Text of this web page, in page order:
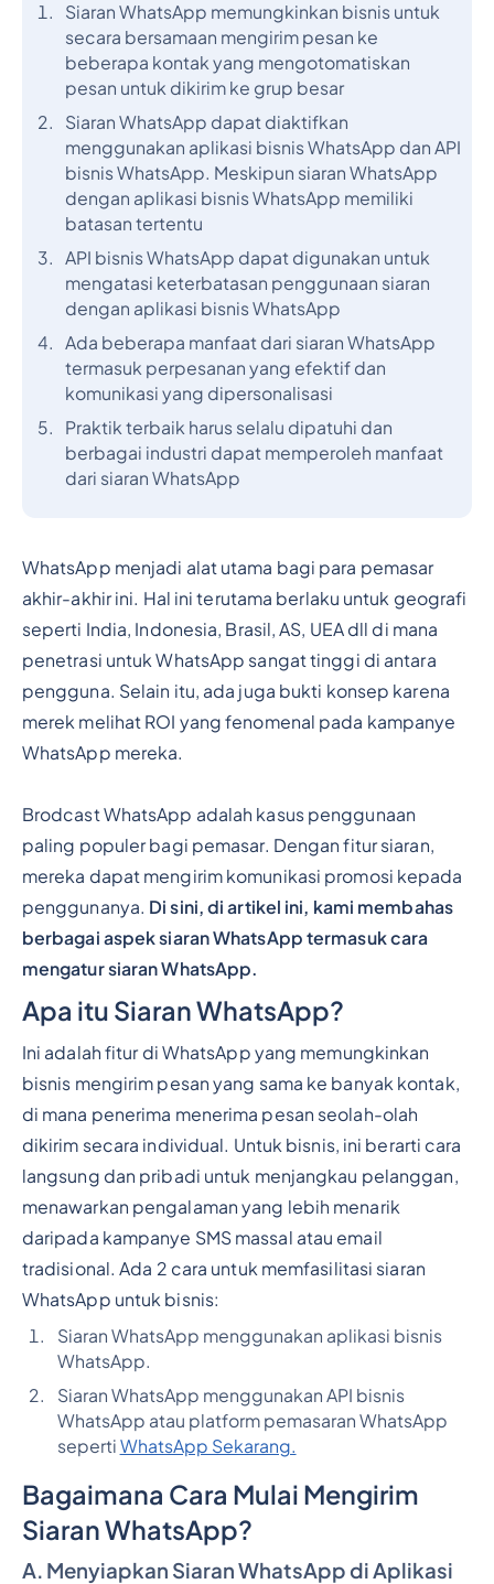
Siaran WhatsApp memungkinkan bisnis untuk
secara bersamaan mengirim pesan ke
beberapa kontak yang mengotomatiskan
pesan untuk dikirim ke grup besar
Siaran WhatsApp dapat diaktifkan
menggunakan aplikasi bisnis WhatsApp dan API
bisnis WhatsApp. Meskipun siaran WhatsApp
dengan aplikasi bisnis WhatsApp memiliki
batasan tertentu
API bisnis WhatsApp dapat digunakan untuk
mengatasi keterbatasan penggunaan siaran
dengan aplikasi bisnis WhatsApp
Ada beberapa manfaat dari siaran WhatsApp
termasuk perpesanan yang efektif dan
komunikasi yang dipersonalisasi
Praktik terbaik harus selalu dipatuhi dan
berbagai industri dapat memperoleh manfaat
dari siaran WhatsApp
WhatsApp menjadi alat utama bagi para pemasar
akhir-akhir ini. Hal ini terutama berlaku untuk geografi
seperti India, Indonesia, Brasil, AS, UEA dll di mana
penetrasi untuk WhatsApp sangat tinggi di antara
pengguna. Selain itu, ada juga bukti konsep karena
merek melihat ROI yang fenomenal pada kampanye
WhatsApp mereka.
Brodcast WhatsApp adalah kasus penggunaan
paling populer bagi pemasar. Dengan fitur siaran,
mereka dapat mengirim komunikasi promosi kepada
penggunanya. Di sini, di artikel ini, kami membahas
berbagai aspek siaran WhatsApp termasuk cara
mengatur siaran WhatsApp.
Apa itu Siaran WhatsApp?
Ini adalah fitur di WhatsApp yang memungkinkan
bisnis mengirim pesan yang sama ke banyak kontak,
di mana penerima menerima pesan seolah-olah
dikirim secara individual. Untuk bisnis, ini berarti cara
langsung dan pribadi untuk menjangkau pelanggan,
menawarkan pengalaman yang lebih menarik
daripada kampanye SMS massal atau email
tradisional. Ada 2 cara untuk memfasilitasi siaran
WhatsApp untuk bisnis:
Siaran WhatsApp menggunakan aplikasi bisnis
WhatsApp.
Siaran WhatsApp menggunakan API bisnis
WhatsApp atau platform pemasaran WhatsApp
seperti WhatsApp Sekarang.
Bagaimana Cara Mulai Mengirim
Siaran WhatsApp?
A. Menyiapkan Siaran WhatsApp di Aplikasi